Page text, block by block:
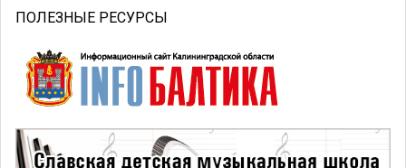
ПОЛЕЗНЫЕ РЕСУРСЫ